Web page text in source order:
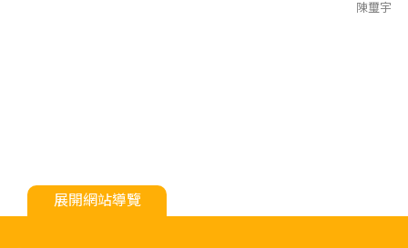
陳璽宇
展開網站導覽